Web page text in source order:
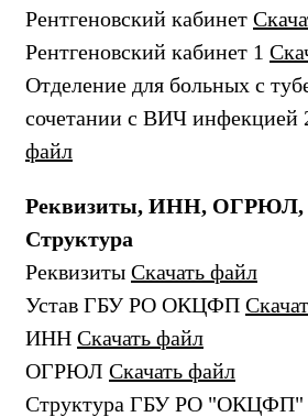
Рентгеновский кабинет
Рентгеновский кабинет 1
Отделение для больных с
сочетании с ВИЧ инфекцией
файл
Реквизиты, ИНН, ОГРЮЛ,
Структура
Реквизиты Скачать файл
Устав ГБУ РО ОКЦФП
ИНН Скачать файл
ОГРЮЛ Скачать файл
Структура ГБУ РО "ОКЦФП"